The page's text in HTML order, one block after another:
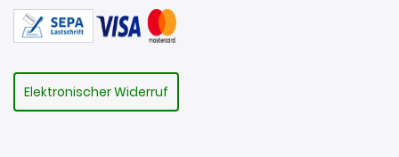
Elektronischer Widerruf